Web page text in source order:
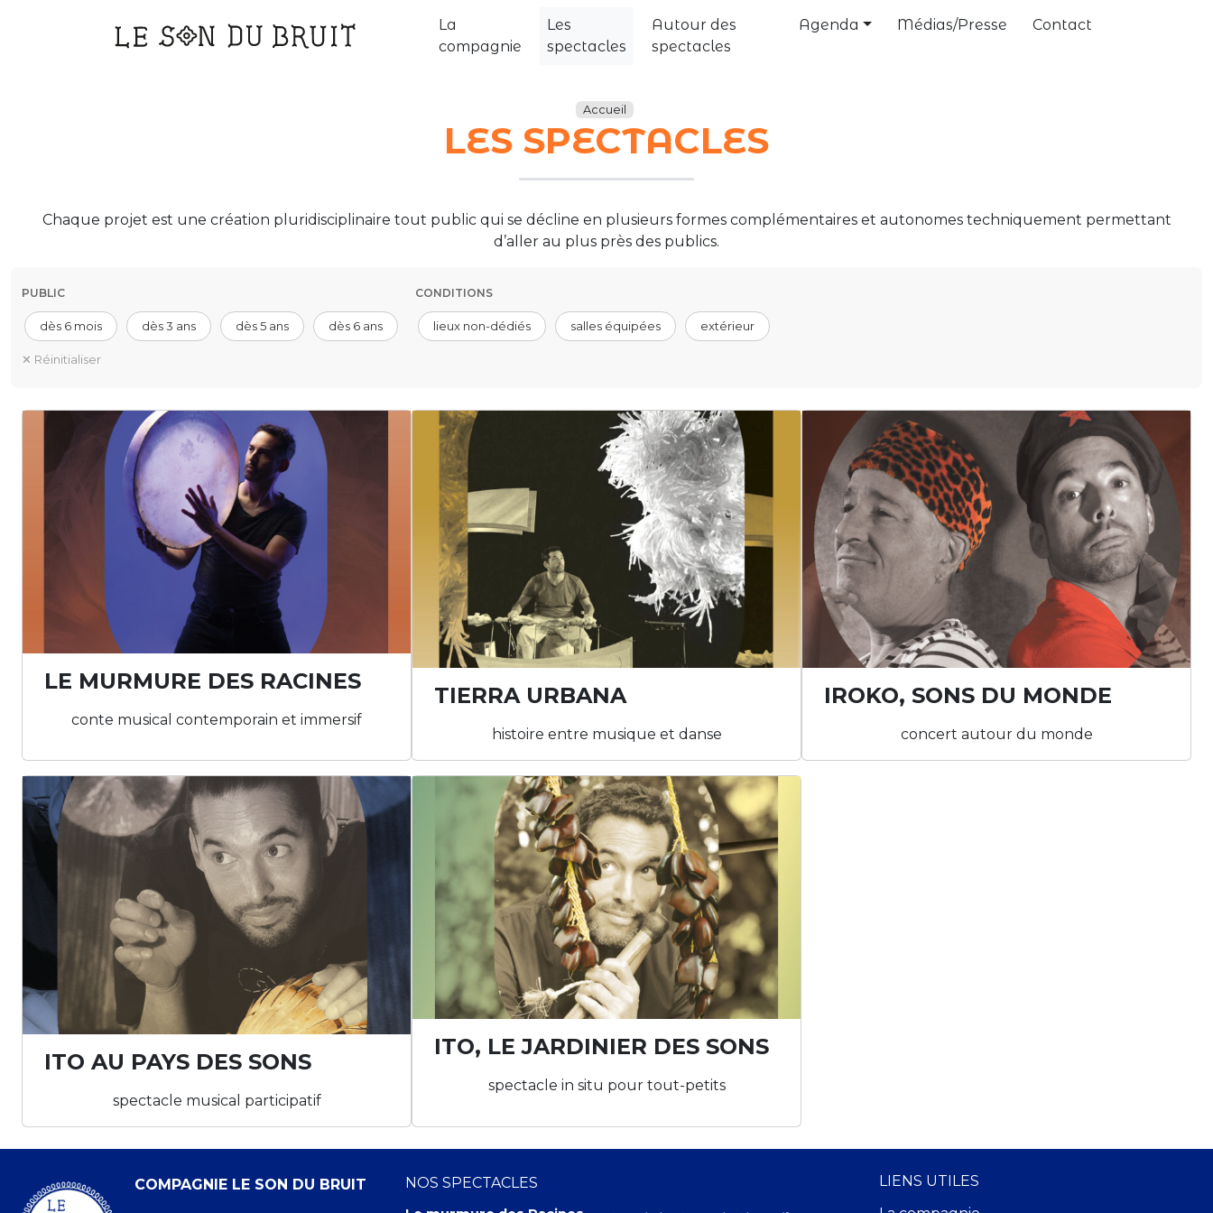
La
compagnie
Les
spectacles
Autour des
spectacles
Agenda Médias/Presse Contact
Accueil
LES SPECTACLES
Chaque projet est une création pluridisciplinaire tout public qui se décline en plusieurs formes complémentaires et autonomes techniquement permettant
d’aller au plus près des publics.
PUBLIC
dès 6 mois dès 3 ans dès 5 ans dès 6 ans
CONDITIONS
lieux non-dédiés salles équipées extérieur
✕ Réinitialiser
LE MURMURE DES RACINES
conte musical contemporain et immersif
TIERRA URBANA
histoire entre musique et danse
IROKO, SONS DU MONDE
concert autour du monde
ITO AU PAYS DES SONS
spectacle musical participatif
ITO, LE JARDINIER DES SONS
spectacle in situ pour tout-petits
COMPAGNIE LE SON DU BRUIT NOS SPECTACLES
LIENS UTILES